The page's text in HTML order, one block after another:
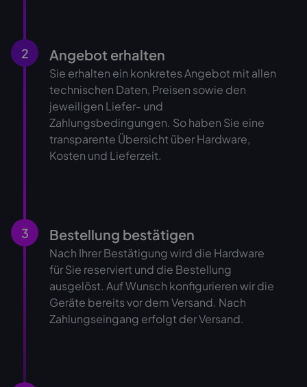
2 Angebot erhalten
Sie erhalten ein konkretes Angebot mit allen
technischen Daten, Preisen sowie den
jeweiligen Liefer- und
Zahlungsbedingungen. So haben Sie eine
transparente Übersicht über Hardware,
Kosten und Lieferzeit.
3 Bestellung bestätigen
Nach Ihrer Bestätigung wird die Hardware
für Sie reserviert und die Bestellung
ausgelöst. Auf Wunsch konfigurieren wir die
Geräte bereits vor dem Versand. Nach
Zahlungseingang erfolgt der Versand.